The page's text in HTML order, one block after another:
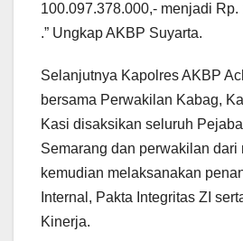
100.097.378.000,- menjadi
.” Ungkap AKBP Suyarta.
Selanjutnya Kapolres AKBP
bersama Perwakilan Kabag,
Kasi disaksikan seluruh
Semarang dan perwakilan dari
kemudian melaksanakan
Internal, Pakta Integritas ZI
Kinerja.